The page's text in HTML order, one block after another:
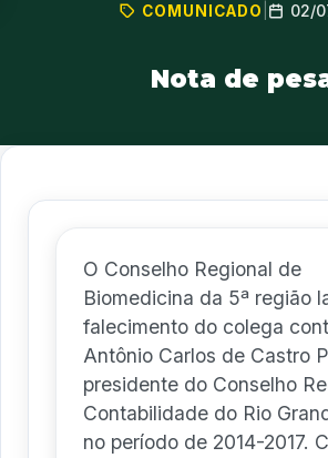
COMUNICADO 02/
Nota de
O Conselho Regional de
Biomedicina da 5ª região
falecimento do colega
Antônio Carlos de Castro
presidente do Conselho
Contabilidade do Rio
no período de 2014-2017.